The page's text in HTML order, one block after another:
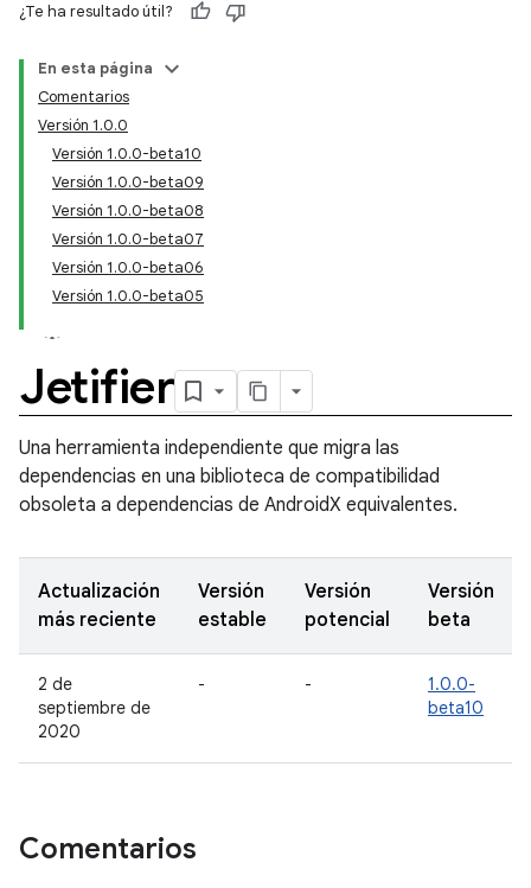
¿Te ha resultado útil?
En esta página
Comentarios
Versión 1.0.0
Versión 1.0.0-beta10
Versión 1.0.0-beta09
Versión 1.0.0-beta08
Versión 1.0.0-beta07
Versión 1.0.0-beta06
Versión 1.0.0-beta05
Jetifier
Una herramienta independiente que migra las
dependencias en una biblioteca de compatibilidad
obsoleta a dependencias de AndroidX equivalentes.
Actualización
más reciente
Versión
estable
Versión
potencial
Versión
beta
2 de
septiembre de
2020
- -
1.0.0-
beta10
Comentarios